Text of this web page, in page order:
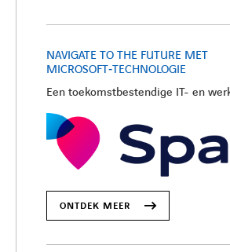
NAVIGATE TO THE FUTURE MET
MICROSOFT‑TECHNOLOGIE
Een toekomstbestendige IT- en
ONTDEK MEER